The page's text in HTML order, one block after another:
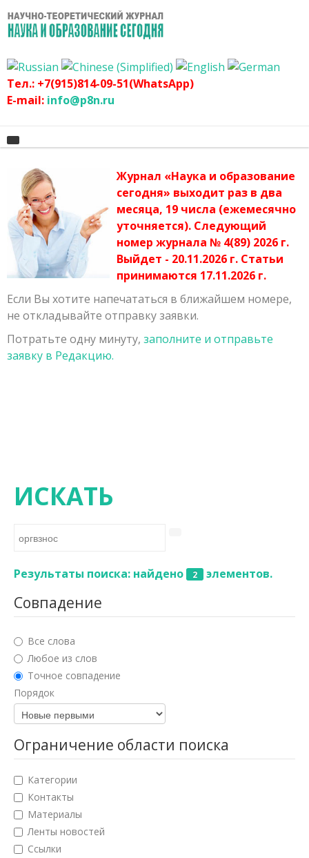
Тел.: +7(915)814-09-51(WhatsApp)
E-mail: info@p8n.ru
Главная
Архив журнала
Сертификат
Публикационная этика журнала
Политика журнала
Порядок рецензирования рукописей, поступивших в
редакцию
О журнале
График
Оргвзнос
Наши авторы
Физико-математические науки
Химические науки
Исторические науки
Философские науки
Филологические науки
Географические науки
Педагогические науки
Медицинские науки
Фармацевтические науки
Искусствоведение
Архитектура
Психологические науки
Социологические науки
Заявка на публикацию
Контакты
Журнал «Наука и образование
сегодня» выходит раз в два
месяца, 19 числа (ежемесячно
уточняется). Следующий
номер журнала № 4(89) 2026 г.
Выйдет - 20.11.2026 г. Статьи
принимаются 17.11.2026 г.
Если Вы хотите напечататься в ближайшем номере,
не откладывайте отправку заявки.
Потратьте одну минуту, заполните и отправьте
заявку в Редакцию.
ИСКАТЬ
Результаты поиска: найдено 2 элементов.
Совпадение
Все слова
Любое из слов
Точное совпадение
Порядок
Ограничение области поиска
Категории
Контакты
Материалы
Ленты новостей
Ссылки